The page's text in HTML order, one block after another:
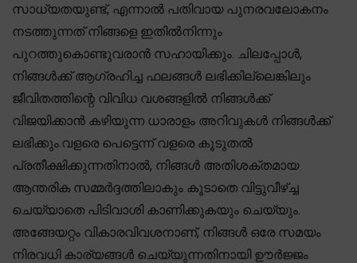
സാധ്യതയുണ്ട്, എന്നാൽ പതിവായ പുനരവലോകനം
നടത്തുന്നത് നിങ്ങളെ ഇതിൽനിന്നും
പുറത്തുകൊണ്ടുവരാൻ സഹായിക്കും. ചിലപ്പോൾ,
നിങ്ങൾക്ക് ആഗ്രഹിച്ച ഫലങ്ങൾ ലഭിക്കില്ലെങ്കിലും
ജീവിതത്തിന്റെ വിവിധ വശങ്ങളിൽ നിങ്ങൾക്ക്
വിജയിക്കാൻ കഴിയുന്ന ധാരാളം അറിവുകൾ നിങ്ങൾക്ക്
ലഭിക്കും.വളരെ പെട്ടെന്ന് വളരെ കൂടുതൽ
പ്രതീക്ഷിക്കുന്നതിനാൽ, നിങ്ങൾ അതിശക്തമായ
ആന്തരിക സമ്മർദ്ദത്തിലാകും കൂടാതെ വിട്ടുവീഴ്ച്ച
ചെയ്യാതെ പിടിവാശി കാണിക്കുകയും ചെയ്യും.
അങ്ങേയറ്റം വികാരവിവശനാണ്, നിങ്ങൾ ഒരേ സമയം
നിരവധി കാര്യങ്ങൾ ചെയ്യുന്നതിനായി ഊർജ്ജം